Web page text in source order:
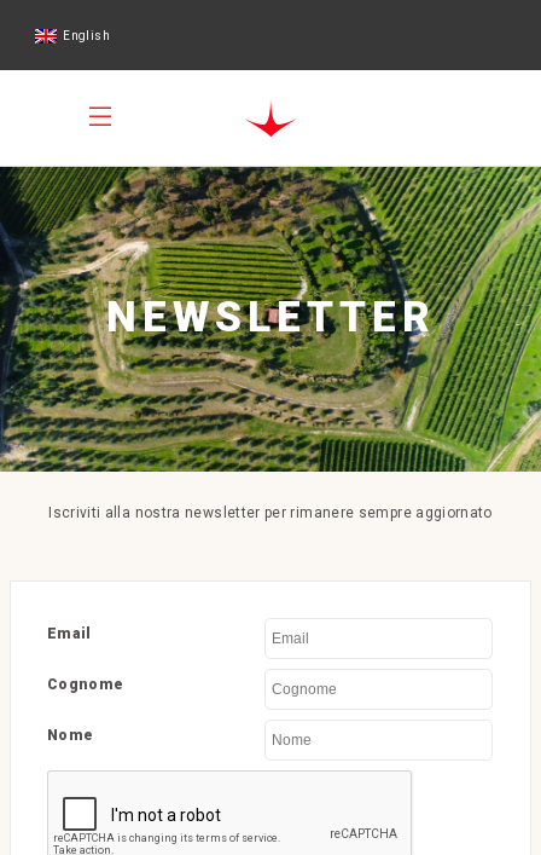
English
NEWSLETTER
Iscriviti alla nostra newsletter per rimanere sempre aggiornato
Email
Cognome
Nome